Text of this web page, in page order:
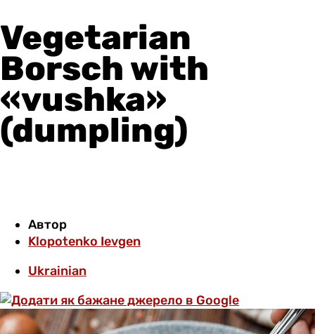
Vegetarian
Borsch with
«vushka»
(dumpling)
Автор
Klopotenko Ievgen
Ukrainian